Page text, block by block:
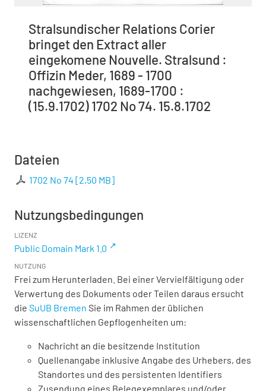
Stralsundischer Relations Corier
bringet den Extract aller
eingekomene Nouvelle. Stralsund :
Offizin Meder, 1689 - 1700
nachgewiesen, 1689-1700 :
(15.9.1702) 1702 No 74. 15.8.1702
Dateien
1702 No 74 [2,50 MB]
Nutzungsbedingungen
LIZENZ
Public Domain Mark 1.0
NUTZUNG
Frei zum Herunterladen. Bei einer Vervielfältigung oder
Verwertung des Dokuments oder Teilen daraus ersucht
die SuUB Bremen Sie im Rahmen der üblichen
wissenschaftlichen Gepflogenheiten um:
Nachricht an die besitzende Institution
Quellenangabe inklusive Angabe des Urhebers, des
Standortes und des persistenten Identifiers
Zusendung eines Belegexemplares und/oder